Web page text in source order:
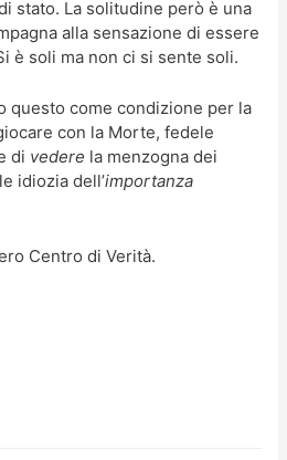
stato. La solitudine però è una
alla sensazione di essere
è soli ma non ci si sente soli.
questo come condizione per la
con la Morte, fedele
di vedere la menzogna dei
idiozia dell’importanza
Centro di Verità.